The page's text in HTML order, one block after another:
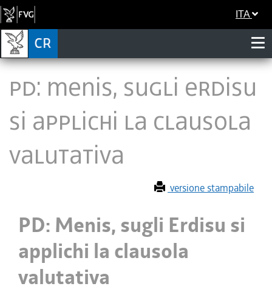
ITA
PD: Menis, sugli Erdisu
si applichi la clausola
valutativa
versione stampabile
PD: Menis, sugli Erdisu si
applichi la clausola
valutativa